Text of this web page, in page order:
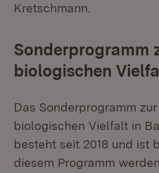
Kretschmann.
Sonderprogramm
biologischen
Das Sonderprogramm
biologischen Vielfalt in
besteht seit 2018 und ist
diesem Programm